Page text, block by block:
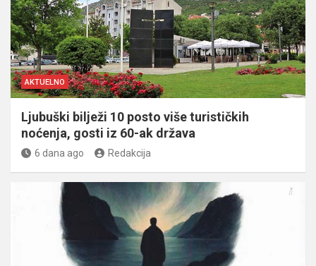
AKTUELNO
Ljubuški bilježi 10 posto više turističkih
noćenja, gosti iz 60-ak država
6 dana ago Redakcija